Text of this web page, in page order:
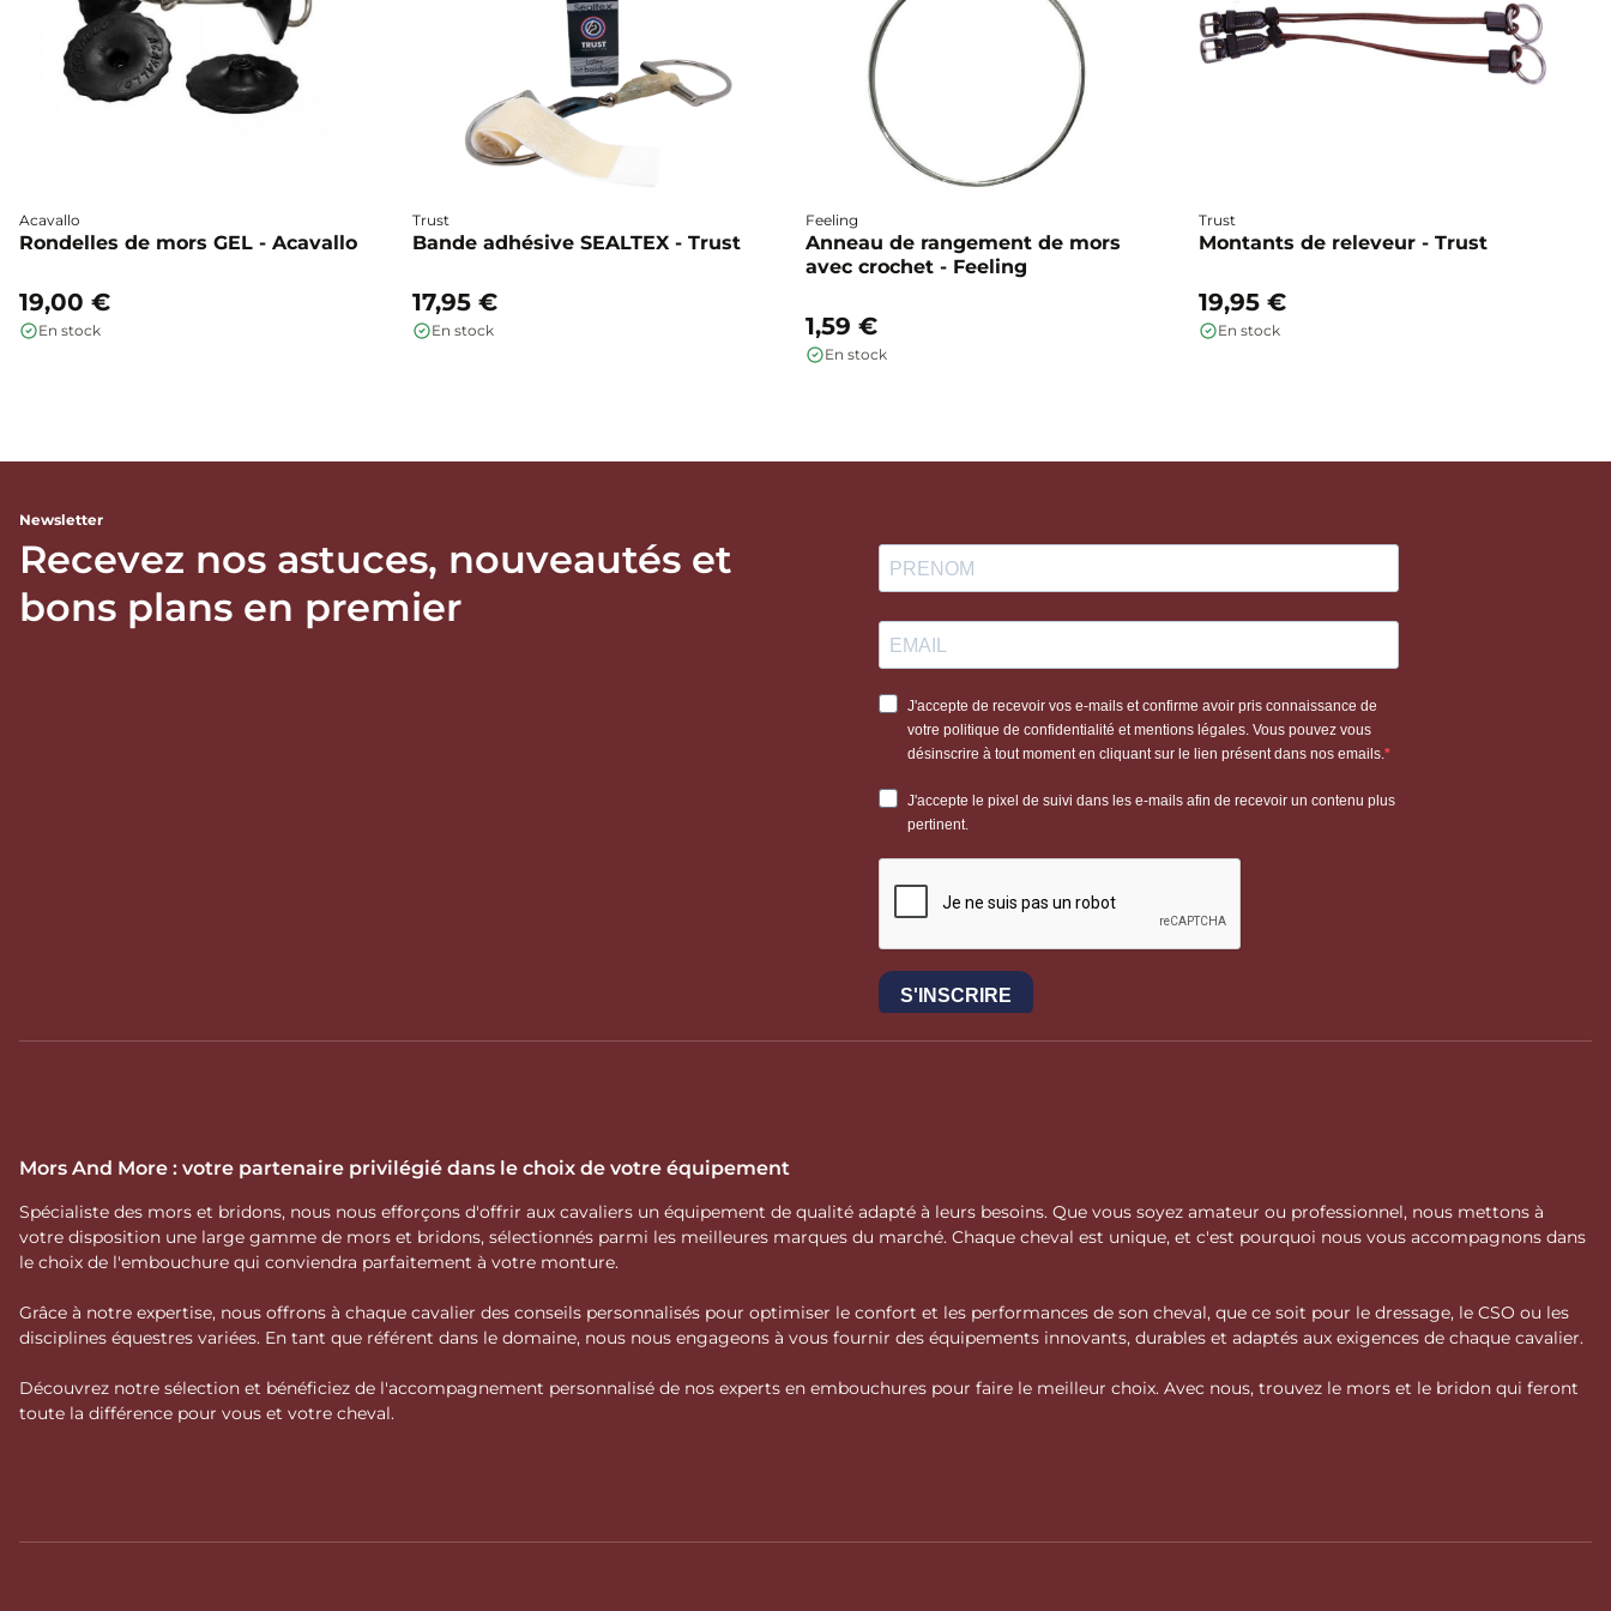
Acavallo
Rondelles de mors GEL - Acavallo
19,00 €
En stock
Trust
Bande adhésive SEALTEX - Trust
17,95 €
En stock
Feeling
Anneau de rangement de mors
avec crochet - Feeling
1,59 €
En stock
Trust
Montants de releveur - Trust
19,95 €
En stock
Newsletter
Recevez nos astuces, nouveautés et
bons plans en premier
Mors And More : votre partenaire privilégié dans le choix de votre équipement
Spécialiste des mors et bridons, nous nous efforçons d'offrir aux cavaliers un équipement de qualité adapté à leurs besoins. Que vous soyez amateur ou professionnel, nous mettons à
votre disposition une large gamme de mors et bridons, sélectionnés parmi les meilleures marques du marché. Chaque cheval est unique, et c'est pourquoi nous vous accompagnons dans
le choix de l'embouchure qui conviendra parfaitement à votre monture.
Grâce à notre expertise, nous offrons à chaque cavalier des conseils personnalisés pour optimiser le confort et les performances de son cheval, que ce soit pour le dressage, le CSO ou les
disciplines équestres variées. En tant que référent dans le domaine, nous nous engageons à vous fournir des équipements innovants, durables et adaptés aux exigences de chaque cavalier.
Découvrez notre sélection et bénéficiez de l'accompagnement personnalisé de nos experts en embouchures pour faire le meilleur choix. Avec nous, trouvez le mors et le bridon qui feront
toute la différence pour vous et votre cheval.